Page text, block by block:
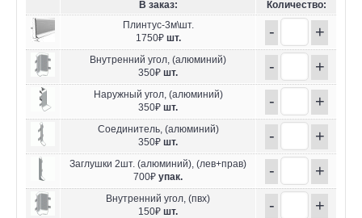
В заказ:
Количество:
Плинтус-3м\шт.
1750₽ шт. - +
Внутренний угол, (алюминий)
350₽ шт. - +
Наружный угол, (алюминий)
350₽ шт. - +
Соединитель, (алюминий)
350₽ шт. - +
Заглушки 2шт. (алюминий), (лев+прав)
700₽ упак. - +
Внутренний угол, (пвх)
150₽ шт. - +